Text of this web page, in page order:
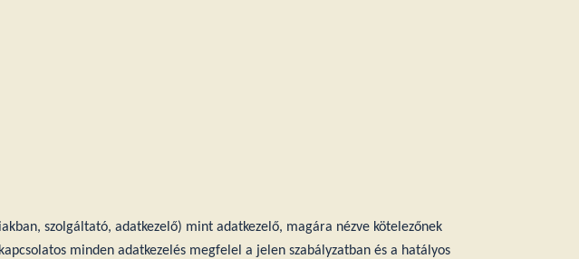
szolgáltató, adatkezelő) mint adatkezelő, magára nézve kötelezőnek
minden adatkezelés megfelel a jelen szabályzatban és a hatályos